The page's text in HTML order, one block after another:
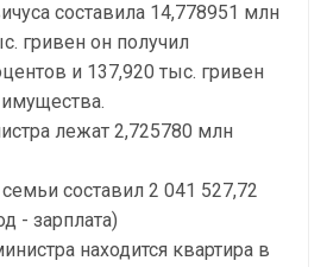
составила 14,778951 млн
гривен он получил
и 137,920 тыс. гривен
лежат 2,725780 млн
составил 2 041 527,72
- зарплата)
находится квартира в